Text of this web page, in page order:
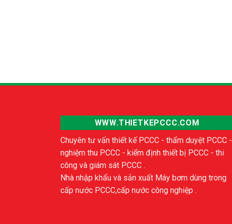
WWW.THIETKEPCCC.COM
Chuyên tư vấn thiết kế PCCC - thẩm duyệt PCCC -
nghiệm thu PCCC - kiểm định thiết bị PCCC - thi
công và giám sát PCCC .
Nhà nhập khẩu và sản xuất Máy bơm dùng trong
cấp nước PCCC,cấp nước công nghiệp .